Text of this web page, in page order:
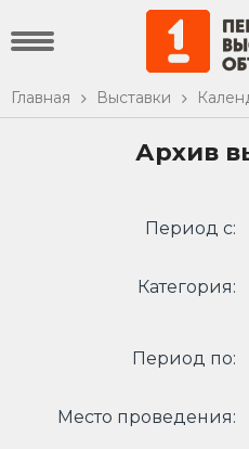
Главная Выставки
Архив
Период c:
Категория:
Период по:
Место проведения: